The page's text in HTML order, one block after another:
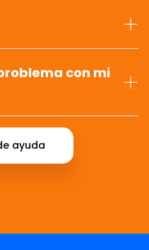
con mi
ayuda